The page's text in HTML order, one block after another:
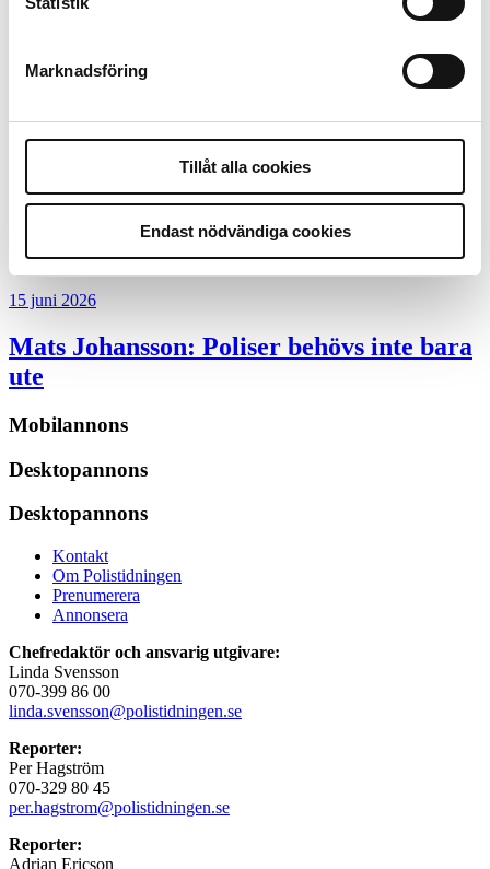
Marknadsföring
Tillåt alla cookies
Endast nödvändiga cookies
motiv
bakbinder polisen
Med för höga krav på evidens
kan polisen inte göra något alls
15 juni 2026
Mats Johansson: Poliser behövs inte bara
ute
Mobilannons
Desktopannons
Desktopannons
Kontakt
Om Polistidningen
Prenumerera
Annonsera
Chefredaktör och ansvarig utgivare:
Linda Svensson
070-399 86 00
linda.svensson@polistidningen.se
Reporter:
Per Hagström
070-329 80 45
per.hagstrom@polistidningen.se
Reporter:
Adrian Ericson